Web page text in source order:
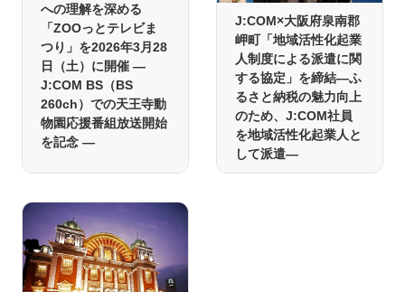
への理解を深める
「ZOOっとテレビま
つり」を2026年3月28
日（土）に開催 ―
J:COM BS（BS
260ch）での天王寺動
物園応援番組放送開始
を記念 ―
J:COM×大阪府泉南郡
岬町「地域活性化起業
人制度による派遣に関
する協定」を締結―ふ
るさと納税の魅力向上
のため、J:COM社員
を地域活性化起業人と
して派遣―